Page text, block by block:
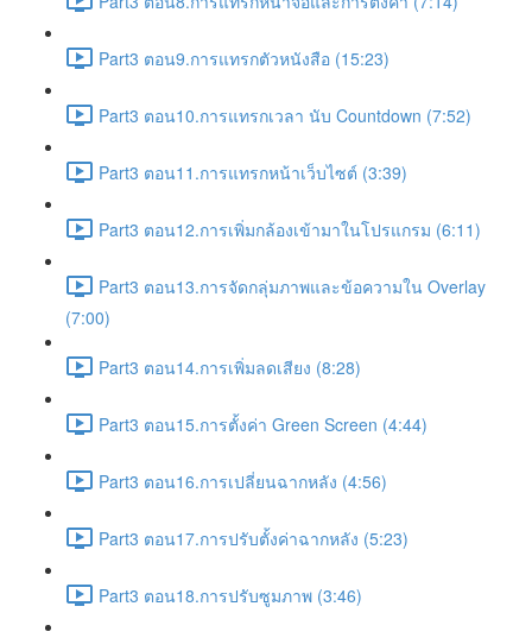
Part3 ตอน9.การแทรกตัวหนังสือ (15:23)
Part3 ตอน10.การแทรกเวลา นับ Countdown (7:52)
Part3 ตอน11.การแทรกหน้าเว็บไซต์ (3:39)
Part3 ตอน12.การเพิ่มกล้องเข้ามาในโปรแกรม (6:11)
Part3 ตอน13.การจัดกลุ่มภาพและข้อความใน Overlay
(7:00)
Part3 ตอน14.การเพิ่มลดเสียง (8:28)
Part3 ตอน15.การตั้งค่า Green Screen (4:44)
Part3 ตอน16.การเปลี่ยนฉากหลัง (4:56)
Part3 ตอน17.การปรับตั้งค่าฉากหลัง (5:23)
Part3 ตอน18.การปรับซูมภาพ (3:46)